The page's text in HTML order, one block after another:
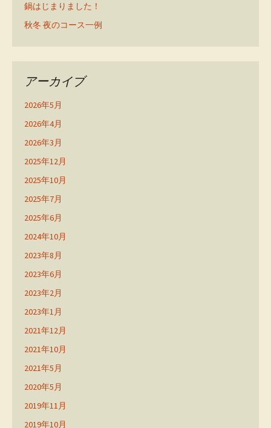
鍋はじまりました！
秋冬 夜のコース一例
アーカイブ
2026年5月
2026年4月
2026年3月
2025年12月
2025年10月
2025年7月
2025年6月
2024年10月
2023年8月
2023年6月
2023年2月
2023年1月
2021年12月
2021年10月
2021年5月
2020年5月
2019年11月
2019年10月